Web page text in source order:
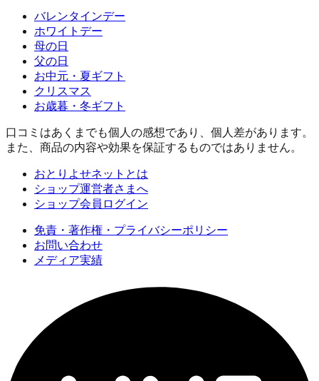
バレンタインデー
ホワイトデー
母の日
父の日
お中元・夏ギフト
クリスマス
お歳暮・冬ギフト
口コミはあくまでも個人の感想であり、個人差があります。
また、商品の内容や効果を保証するものではありません。
おとりよせネットとは
ショップ運営者さまへ
ショップ会員ログイン
免責・著作権・プライバシーポリシー
お問い合わせ
メディア実績